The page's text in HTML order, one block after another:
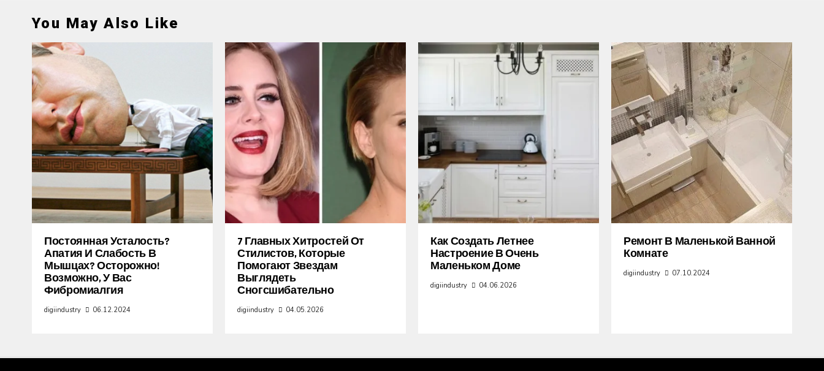
You May Also Like
Постоянная Усталость?
Апатия И Слабость В
Мышцах? Осторожно!
Возможно, У Вас
Фибромиалгия
digiindustry 06.12.2024
7 Главных Хитростей От
Стилистов, Которые
Помогают Звездам
Выглядеть
Сногсшибательно
digiindustry 04.05.2026
Как Создать Летнее
Настроение В Очень
Маленьком Доме
digiindustry 04.06.2026
Ремонт В Маленькой Ванной
Комнате
digiindustry 07.10.2024